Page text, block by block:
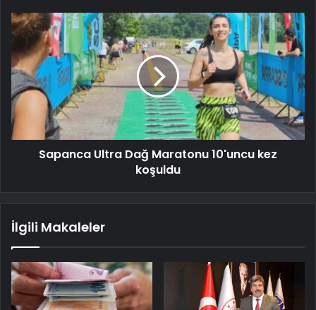
Sapanca Ultra Dağ Maratonu 10'uncu kez
koşuldu
İlgili Makaleler